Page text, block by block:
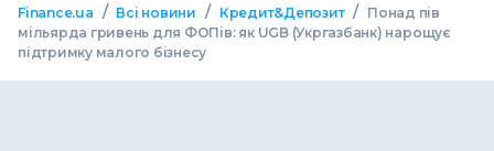
Finance.ua / Всі новини / Кредит&Депозит / Понад пів
мільярда гривень для ФОПів: як UGB (Укргазбанк) нарощує
підтримку малого бізнесу